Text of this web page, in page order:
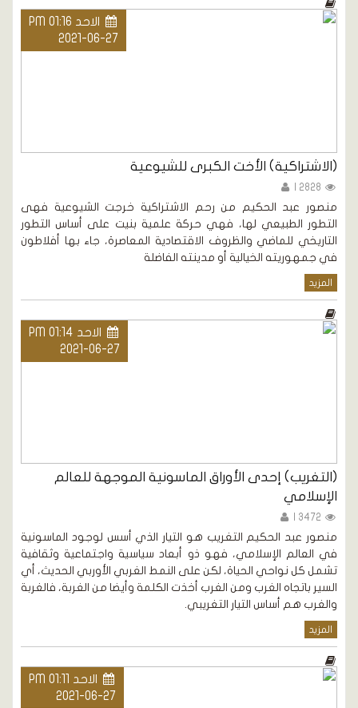
الاحد PM 01:16
2021-06-27
(الاشتراكية) الأخت الكبرى للشيوعية
منصور عبد الحكيم من رحم الاشتراكية خرجت الشيوعية فهى
التطور الطبيعي لها، فهي حركة علمية بنيت على أساس التطور
التاريخي للماضي والظروف الاقتصادية المعاصرة، جاء بها أفلاطون
في جمهوريته الخيالية أو مدينته الفاضلة
المزيد
الاحد PM 01:14
2021-06-27
(التغريب) إحدى الأوراق الماسونية الموجهة للعالم
الإسلامي
منصور عبد الحكيم التغريب هو التيار الذي أسس لوجود الماسونية
في العالم الإسلامي، فهو ذو أبعاد سياسية واجتماعية وثقافية
تشمل كل نواحي الحياة، لكن على النمط الغربي الأوربي الحديث، أي
السير باتجاه الغرب ومن الغرب أخذت الكلمة وأيضا من الغربة، فالغربة
والغرب هم أساس التيار التغريبي.
المزيد
الاحد PM 01:11
2021-06-27